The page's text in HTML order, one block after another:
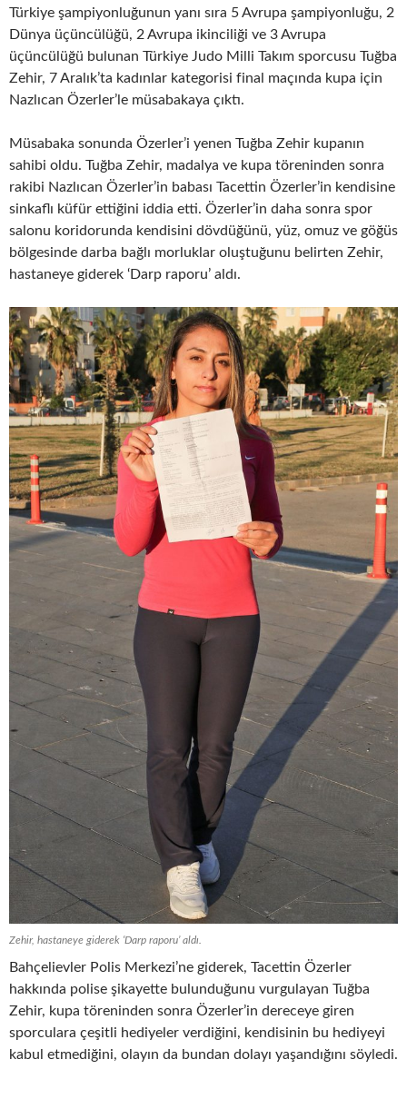
Türkiye şampiyonluğunun yanı sıra 5 Avrupa şampiyonluğu, 2
Dünya üçüncülüğü, 2 Avrupa ikinciliği ve 3 Avrupa
üçüncülüğü bulunan Türkiye Judo Milli Takım sporcusu Tuğba
Zehir, 7 Aralık’ta kadınlar kategorisi final maçında kupa için
Nazlıcan Özerler’le müsabakaya çıktı.
Müsabaka sonunda Özerler’i yenen Tuğba Zehir kupanın
sahibi oldu. Tuğba Zehir, madalya ve kupa töreninden sonra
rakibi Nazlıcan Özerler’in babası Tacettin Özerler’in kendisine
sinkaflı küfür ettiğini iddia etti. Özerler’in daha sonra spor
salonu koridorunda kendisini dövdüğünü, yüz, omuz ve göğüs
bölgesinde darba bağlı morluklar oluştuğunu belirten Zehir,
hastaneye giderek ‘Darp raporu’ aldı.
Zehir, hastaneye giderek ‘Darp raporu’ aldı.
Bahçelievler Polis Merkezi’ne giderek, Tacettin Özerler
hakkında polise şikayette bulunduğunu vurgulayan Tuğba
Zehir, kupa töreninden sonra Özerler’in dereceye giren
sporculara çeşitli hediyeler verdiğini, kendisinin bu hediyeyi
kabul etmediğini, olayın da bundan dolayı yaşandığını söyledi.